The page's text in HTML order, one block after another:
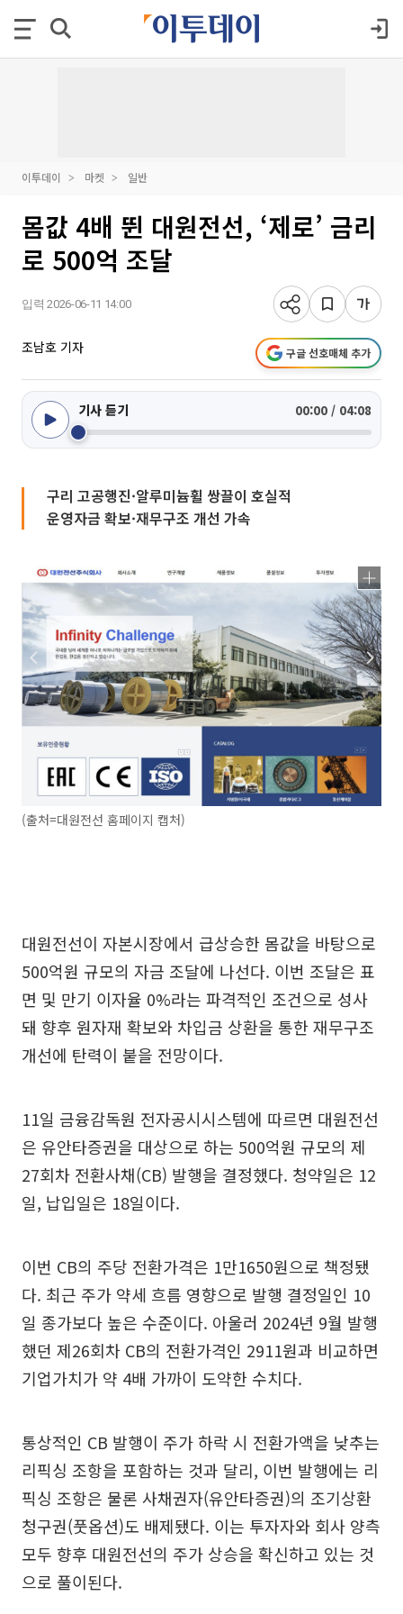
이투데이 마켓 일반
몸값 4배 뛴 대원전선, ‘제로’ 금리
로 500억 조달
입력 2026-06-11 14:00
조남호 기자 구글 선호매체 추가
기사 듣기 00:00 / 04:08
구리 고공행진·알루미늄휠 쌍끌이 호실적
운영자금 확보·재무구조 개선 가속
(출처=대원전선 홈페이지 캡처)
대원전선이 자본시장에서 급상승한 몸값을 바탕으로
500억원 규모의 자금 조달에 나선다. 이번 조달은 표
면 및 만기 이자율 0%라는 파격적인 조건으로 성사
돼 향후 원자재 확보와 차입금 상환을 통한 재무구조
개선에 탄력이 붙을 전망이다.
11일 금융감독원 전자공시시스템에 따르면 대원전선
은 유안타증권을 대상으로 하는 500억원 규모의 제
27회차 전환사채(CB) 발행을 결정했다. 청약일은 12
일, 납입일은 18일이다.
이번 CB의 주당 전환가격은 1만1650원으로 책정됐
다. 최근 주가 약세 흐름 영향으로 발행 결정일인 10
일 종가보다 높은 수준이다. 아울러 2024년 9월 발행
했던 제26회차 CB의 전환가격인 2911원과 비교하면
기업가치가 약 4배 가까이 도약한 수치다.
통상적인 CB 발행이 주가 하락 시 전환가액을 낮추는
리픽싱 조항을 포함하는 것과 달리, 이번 발행에는 리
픽싱 조항은 물론 사채권자(유안타증권)의 조기상환
청구권(풋옵션)도 배제됐다. 이는 투자자와 회사 양측
모두 향후 대원전선의 주가 상승을 확신하고 있는 것
으로 풀이된다.